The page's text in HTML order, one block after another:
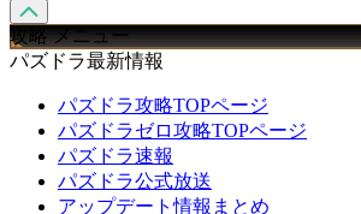
攻略 メニュー
パズドラ最新情報
パズドラ攻略TOPページ
パズドラゼロ攻略TOPページ
パズドラ速報
パズドラ公式放送
アップデート情報まとめ